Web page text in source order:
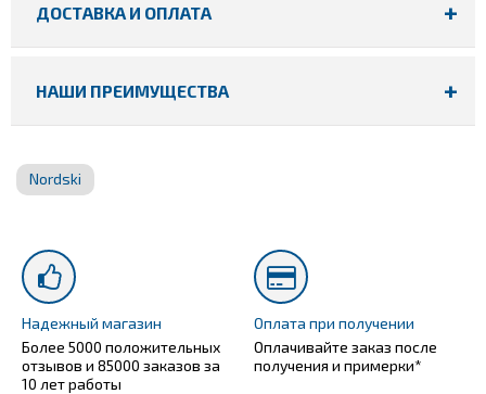
ДОСТАВКА И ОПЛАТА
НАШИ ПРЕИМУЩЕСТВА
Nordski
Надежный магазин
Более 5000 положительных
отзывов и 85000 заказов за
10 лет работы
Оплата при получении
Оплачивайте заказ после
получения и примерки*